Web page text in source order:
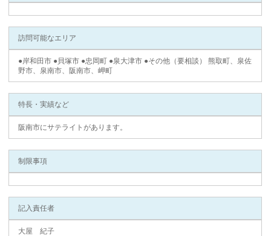
訪問可能なエリア
●岸和田市 ●貝塚市 ●忠岡町 ●泉大津市 ●その他（要相談） 熊取町、泉佐
野市、泉南市、阪南市、岬町
特長・実績など
阪南市にサテライトがあります。
制限事項
記入責任者
大屋 紀子